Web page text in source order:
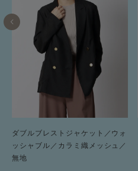
ダブルブレストジャケット／ウォ
ッシャブル／カラミ織メッシュ／
無地